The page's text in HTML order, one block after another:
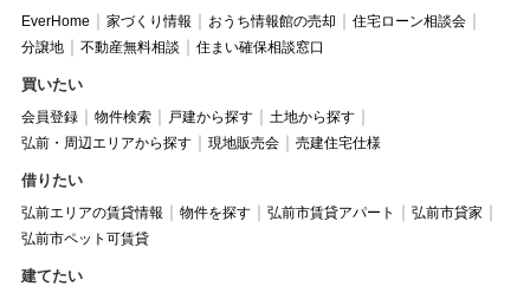
EverHome 家づくり情報 おうち情報館の売却
住宅ローン相談会
分譲地
不動産無料相談 住まい確保相談窓口
買いたい
会員登録 物件検索 戸建から探す
土地から探す
弘前・周辺エリアから探す
現地販売会 売建住宅仕様
借りたい
弘前エリアの賃貸情報 物件を探す 弘前市賃貸アパート
弘前市貸家
弘前市ペット可賃貸
建てたい